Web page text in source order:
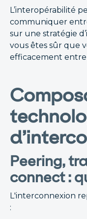
L’interopérabilité
communiquer
sur une stratégie
vous êtes sûr que
efficacement entre
Peering,
connect :
L'interconnexion
: